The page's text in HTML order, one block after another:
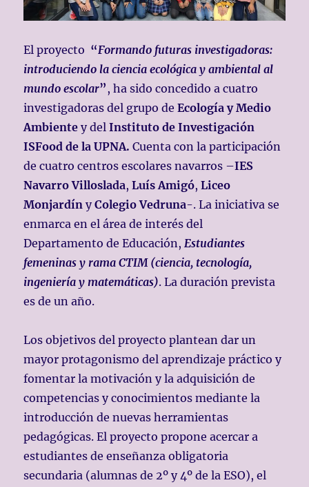
El proyecto “Formando futuras investigadoras:
introduciendo la ciencia ecológica y ambiental al
mundo escolar” , ha sido concedido a cuatro
investigadoras del grupo deEcología y Medio
Ambiente y delInstituto de Investigación
ISFood de la UPNA. Cuenta con la participación
de cuatro centros escolares navarros –IES
Navarro Villoslada,Luís Amigó,Liceo
Monjardín yColegio Vedruna-. La iniciativase
enmarca en el área de interés del
Departamento de Educación,Estudiantes
femeninas y rama CTIM (ciencia, tecnología,
ingeniería y matemáticas). La duración prevista
es de un año.
Los objetivos del proyecto plantean dar un
mayor protagonismo del aprendizaje práctico y
fomentar la motivación y laadquisición de
competencias y conocimientosmediante la
introducción denuevas herramientas
pedagógicas. El proyecto propone acercar a
estudiantes deenseñanza obligatoria
secundaria (alumnas de 2º y 4º de la ESO), el